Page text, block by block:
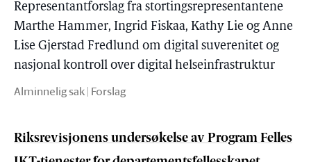
Representantforslag fra stortingsrepresentantene
Marthe Hammer, Ingrid Fiskaa, Kathy Lie og Anne
Lise Gjerstad Fredlund om digital suverenitet og
nasjonal kontroll over digital helseinfrastruktur
Alminnelig sak | Forslag
Riksrevisjonens undersøkelse av Program Felles